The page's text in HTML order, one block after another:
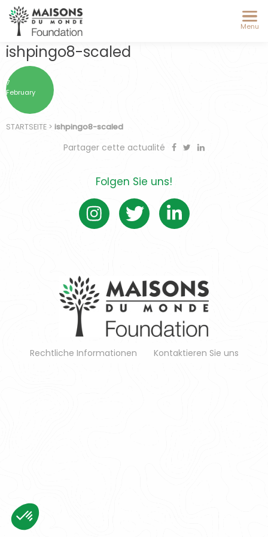
Menu
ishpingo8-scaled
7
February
STARTSEITE > ishpingo8-scaled
Partager cette actualité
Folgen Sie uns!
Kontaktieren Sie uns
Rechtliche Informationen